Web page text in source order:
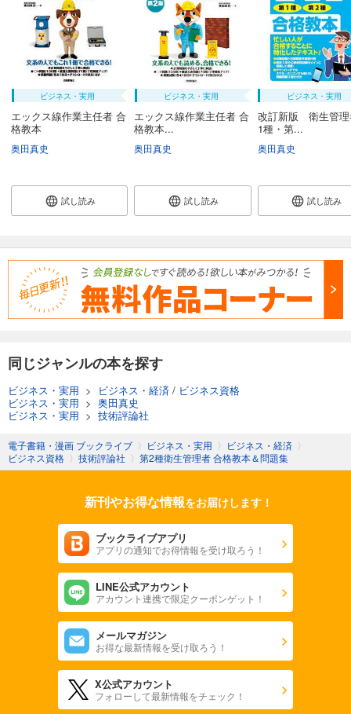
ビジネス・実用
エックス線作業主任者 合
格教本
奥田真史
試し読み
ビジネス・実用
エックス線作業主任者 合
格教本...
奥田真史
試し読み
ビジネス・実用
改訂新版 衛生管理
1種・第...
奥田真史
試し読み
同じジャンルの本を探す
ビジネス・実用 > ビジネス・経済 / ビジネス資格
ビジネス・実用 > 奥田真史
ビジネス・実用 > 技術評論社
電子書籍・漫画 ブックライブ 〉 ビジネス・実用 〉 ビジネス・経済 〉
ビジネス資格 〉 技術評論社 〉 第2種衛生管理者 合格教本＆問題集
新刊やお得な情報をお届けします！
ブックライブアプリ
アプリの通知でお得情報を受け取ろう！
LINE公式アカウント
アカウント連携で限定クーポンゲット！
メールマガジン
お得な最新情報を受け取ろう！
X公式アカウント
フォローして最新情報をチェック！